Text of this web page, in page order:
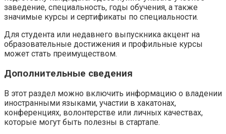
заведение, специальность, годы обучения, а также
значимые курсы и сертификаты по специальности.
Для студента или недавнего выпускника акцент на
образовательные достижения и профильные курсы
может стать преимуществом.
Дополнительные сведения
В этот раздел можно включить информацию о владении
иностранными языками, участии в хакатонах,
конференциях, волонтерстве или личных качествах,
которые могут быть полезны в стартапе.